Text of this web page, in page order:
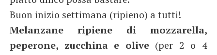
Buon inizio settimana (ripieno) a tutti!
Melanzane ripiene di mozzarella,
peperone, zucchina e olive (per 2 o 4